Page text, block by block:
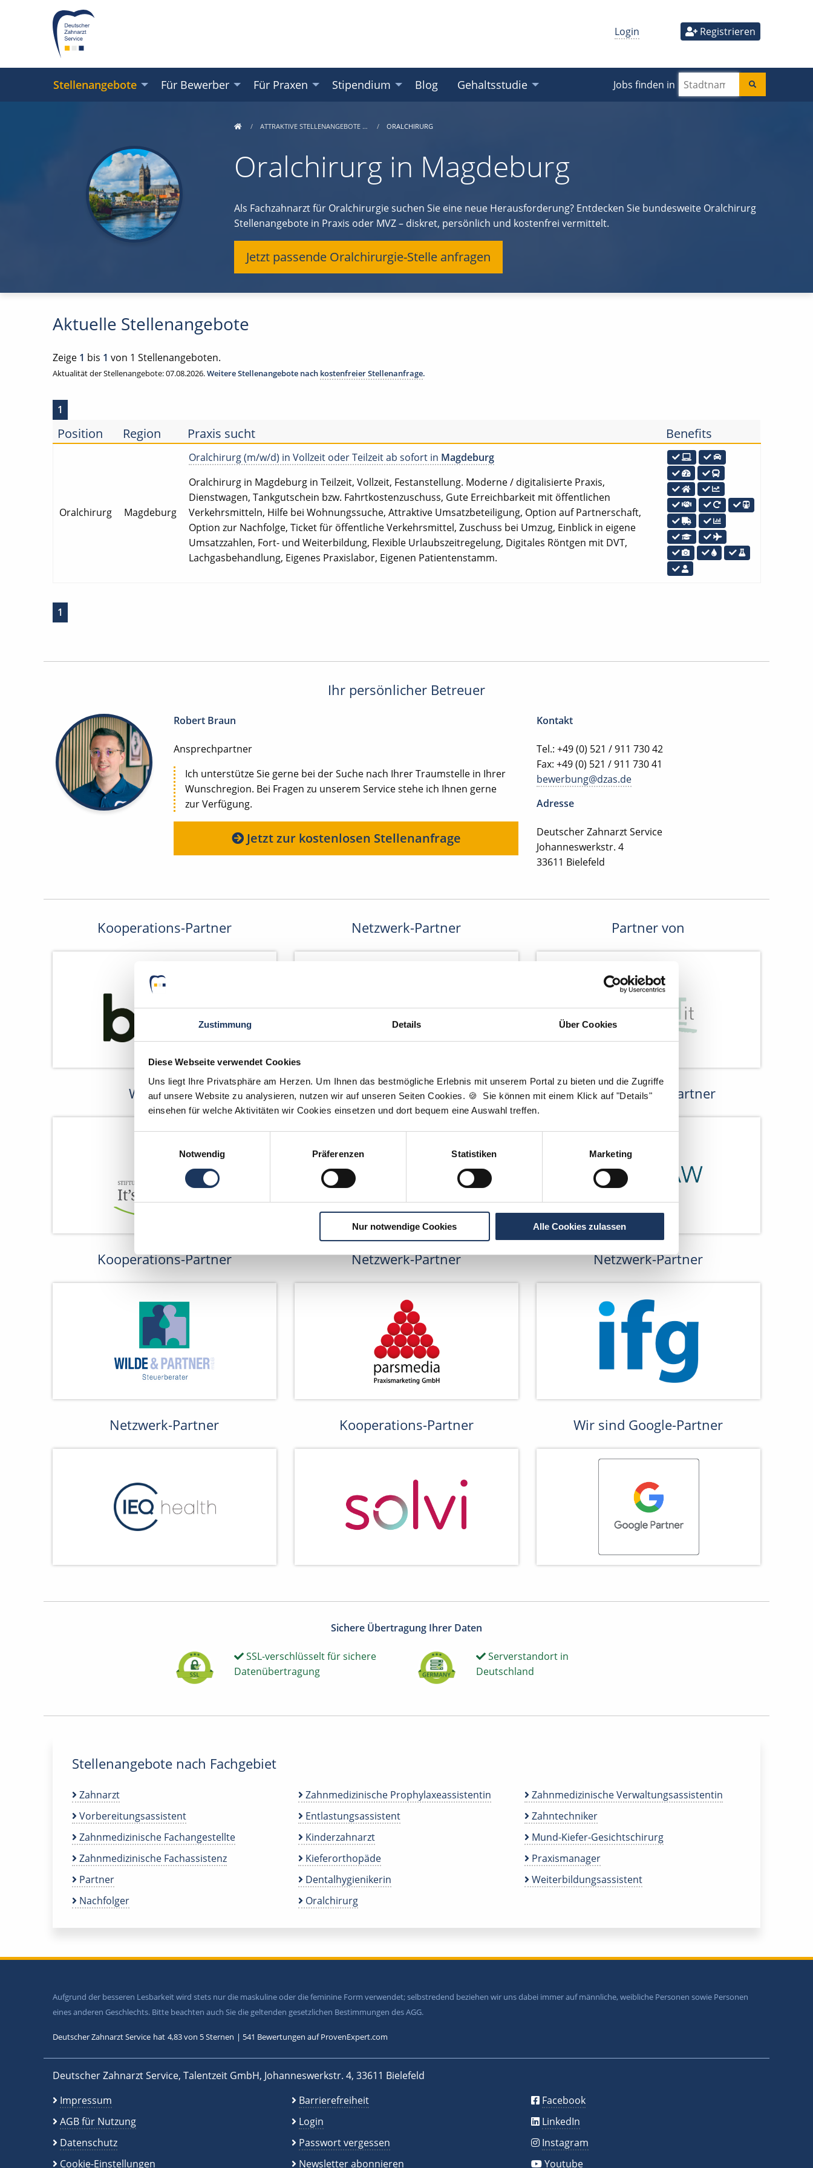
Zustimmung Details Über Cookies
Diese Webseite verwendet Cookies
Uns liegt Ihre Privatsphäre am Herzen. Um Ihnen das bestmögliche Erlebnis mit unserem Portal zu bieten und die Zugriffe
auf unsere Website zu analysieren, nutzen wir auf unseren Seiten Cookies. 🍪 Sie können mit einem Klick auf "Details"
einsehen für welche Aktivitäten wir Cookies einsetzen und dort bequem eine Auswahl treffen.
Notwendig
Präferenzen Statistiken Marketing
Nur notwendige Cookies Alle Cookies zulassen
Login Registrieren
Stellenangebote Für Bewerber Für Praxen Stipendium Blog Gehaltsstudie Jobs finden in
ATTRAKTIVE STELLENANGEBOTE … ORALCHIRURG
Oralchirurg in Magdeburg
Als Fachzahnarzt für Oralchirurgie suchen Sie eine neue Herausforderung? Entdecken Sie bundesweite Oralchirurg
Stellenangebote in Praxis oder MVZ – diskret, persönlich und kostenfrei vermittelt.
Jetzt passende Oralchirurgie-Stelle anfragen
Aktuelle Stellenangebote
Zeige 1 bis 1 von 1 Stellenangeboten.
Aktualität der Stellenangebote: 07.08.2026.Weitere Stellenangebote nach kostenfreier Stellenanfrage.
1
Position Region Praxis sucht Benefits
Oralchirurg Magdeburg
Oralchirurg (m/w/d) in Vollzeit oder Teilzeit ab sofort in Magdeburg
Oralchirurg in Magdeburg in Teilzeit, Vollzeit, Festanstellung. Moderne / digitalisierte Praxis,
Dienstwagen, Tankgutschein bzw. Fahrtkostenzuschuss, Gute Erreichbarkeit mit öffentlichen
Verkehrsmitteln, Hilfe bei Wohnungssuche, Attraktive Umsatzbeteiligung, Option auf Partnerschaft,
Option zur Nachfolge, Ticket für öffentliche Verkehrsmittel, Zuschuss bei Umzug, Einblick in eigene
Umsatzzahlen, Fort- und Weiterbildung, Flexible Urlaubszeitregelung, Digitales Röntgen mit DVT,
Lachgasbehandlung, Eigenes Praxislabor, Eigenen Patientenstamm.
1
Ihr persönlicher Betreuer
Robert Braun
Ansprechpartner
Ich unterstütze Sie gerne bei der Suche nach Ihrer Traumstelle in Ihrer
Wunschregion. Bei Fragen zu unserem Service stehe ich Ihnen gerne
zur Verfügung.
Jetzt zur kostenlosen Stellenanfrage
Kontakt
Tel.: +49 (0) 521 / 911 730 42
Fax: +49 (0) 521 / 911 730 41
bewerbung@dzas.de
Adresse
Deutscher Zahnarzt Service
Johanneswerkstr. 4
33611 Bielefeld
Kooperations-Partner Netzwerk-Partner Partner von
Wir fördern Wir pflanzen Bäume Kooperations-Partner
Kooperations-Partner Netzwerk-Partner Netzwerk-Partner
Netzwerk-Partner Kooperations-Partner Wir sind Google-Partner
Sichere Übertragung Ihrer Daten
SSL-verschlüsselt für sichere
Datenübertragung
Serverstandort in
Deutschland
Stellenangebote nach Fachgebiet
Zahnarzt
Vorbereitungsassistent
Zahnmedizinische Fachangestellte
Zahnmedizinische Fachassistenz
Partner
Nachfolger
Zahnmedizinische Prophylaxeassistentin
Entlastungsassistent
Kinderzahnarzt
Kieferorthopäde
Dentalhygienikerin
Oralchirurg
Zahnmedizinische Verwaltungsassistentin
Zahntechniker
Mund-Kiefer-Gesichtschirurg
Praxismanager
Weiterbildungsassistent
Aufgrund der besseren Lesbarkeit wird stets nur die maskuline oder die feminine Form verwendet; selbstredend beziehen wir uns dabei immer auf männliche, weibliche Personen sowie Personen
eines anderen Geschlechts. Bitte beachten auch Sie die geltenden gesetzlichen Bestimmungen des AGG.
Deutscher Zahnarzt Service hat 4,83von 5Sternen | 541 Bewertungen auf ProvenExpert.com
Deutscher Zahnarzt Service, Talentzeit GmbH, Johanneswerkstr. 4, 33611 Bielefeld
Impressum
AGB für Nutzung
Datenschutz
Cookie-Einstellungen
Barrierefreiheit
Login
Passwort vergessen
Newsletter abonnieren
Facebook
LinkedIn
Instagram
Youtube